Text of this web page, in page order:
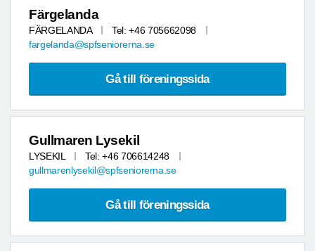
Färgelanda
FÄRGELANDA
Tel: +46 705662098
fargelanda@spfseniorerna.se
Gå till föreningssida
Gullmaren Lysekil
LYSEKIL
Tel: +46 706614248
gullmarenlysekil@spfseniorerna.se
Gå till föreningssida